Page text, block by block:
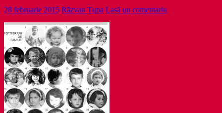
28 februarie 2015 Răzvan Țupa Lasă un comentariu